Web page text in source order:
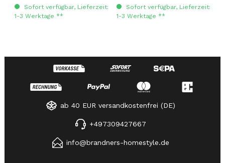
Sofort verfügbar, Lieferzeit:
1-3 Werktage **
Sofort verfügbar, Lieferzeit:
1-3 Werktage **
ab 40 EUR versandkostenfrei (DE)
+497309427667
info@brandners-homestyle.de